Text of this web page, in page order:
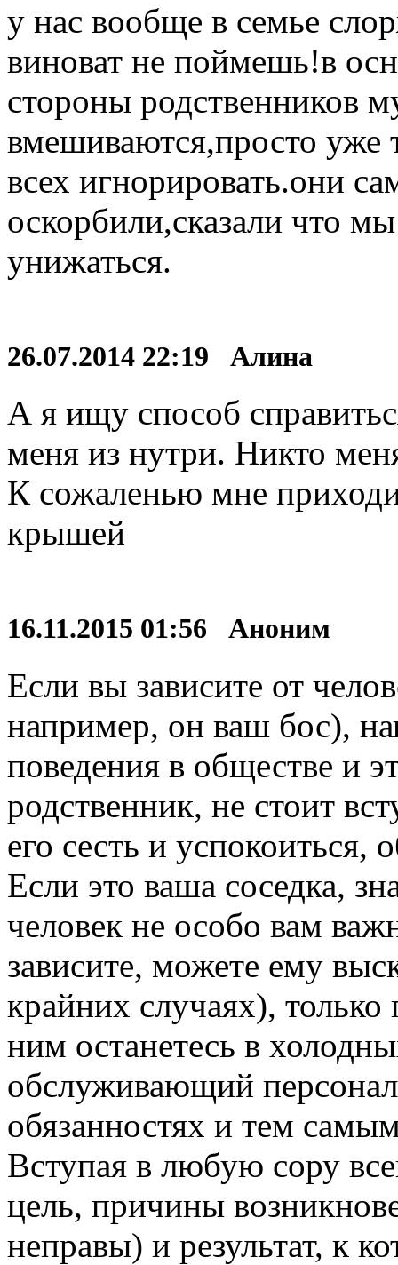
у нас вообще в семье
виноват не поймешь!в
стороны родственников
вмешиваются,просто уже
всех игнорировать.они
оскорбили,сказали что
унижаться.
26.07.2014 22:19 Алина
А я ищу способ
меня из нутри. Никто
К сожаленью мне
крышей
16.11.2015 01:56 Аноним
Если вы зависите от
например, он ваш бос),
поведения в обществе и
родственник, не стоит
его сесть и
Если это ваша соседка,
человек не особо вам
зависите, можете ему
крайних случаях), только
ним останетесь в
обслуживающий
обязанностях и тем
Вступая в любую сору
цель, причины
неправы) и результат, к